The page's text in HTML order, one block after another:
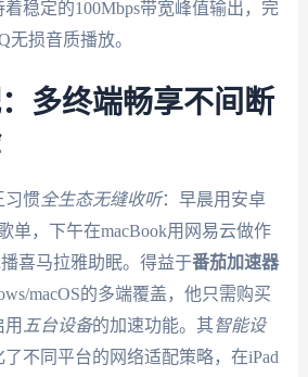
着稳定的100Mbps带宽峰值输出，完
无损音质播放。
多终端畅享不间断
习惯全生态无缝收听：早晨用安卓
单，下午在macBook用网易云做作
喜马拉雅助眠。得益于番茄加速器
macOS的多端覆盖，他只需购买
五台设备的加速功能。其智能设
不同平台的网络适配策略，在iPad